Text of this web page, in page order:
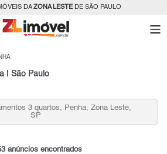
DAZONA LESTEDE SÃO PAULO
| São Paulo
quartos, Penha, Zona Leste,
anúncios encontrados